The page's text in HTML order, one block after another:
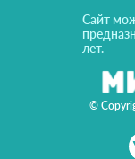
©
Сайт
лет.